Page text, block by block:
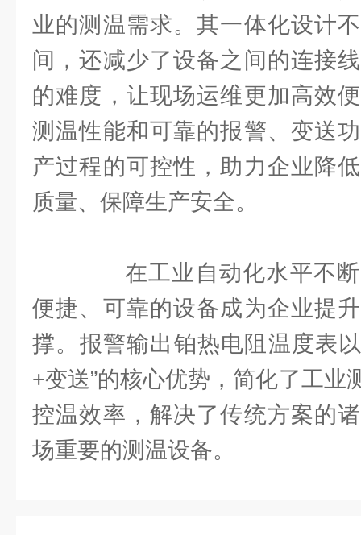
业的测温需求。其一体化设计
间，还减少了设备之间的连接
的难度，让现场运维更加高效
测温性能和可靠的报警、变送
产过程的可控性，助力企业降
质量、保障生产安全。
在工业自动化水平不断
便捷、可靠的设备成为企业提
撑。报警输出铂热电阻温度表
+变送”的核心优势，简化了工业
控温效率，解决了传统方案的
场重要的测温设备。